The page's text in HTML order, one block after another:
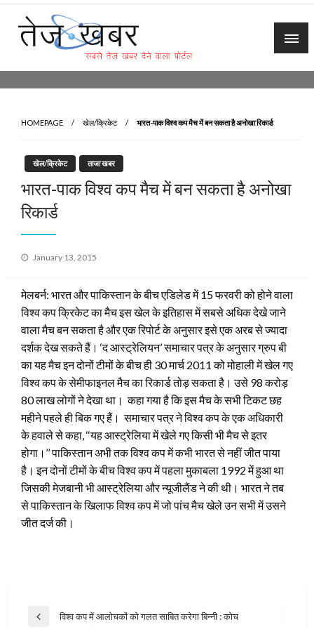
Skip
content
HOMEPAGE खेल/क्रिकेट भारत-पाक विश्व कप मैच में बन सकता है अनोखा रिकार्ड
खेल/क्रिकेट ताजा खबर
भारत-पाक विश्व कप मैच में बन सकता है अनोखा
रिकार्ड
Posted
January 13, 2015
मेलबर्न: भारत और पाकिस्तान के बीच एडिलेड में 15 फरवरी को होने वाला
विश्व कप क्रिकेट का मैच इस खेल के इतिहास में सबसे अधिक देखे जाने
वाला मैच बन सकता है और एक रिपोर्ट के अनुसार इसे एक अरब से ज्यादा
दर्शक देख सकते हैं। ‘द आस्ट्रेलियन’ समाचार पत्र के अनुसार ग्रुप बी
का यह मैच इन दोनों टीमों के बीच ही 30 मार्च 2011 को मोहाली में खेल गए
विश्व कप के सेमीफाइनल मैच का रिकार्ड तोड़ सकता है।उसे 98 करोड़
80 लाख लोगों ने देखा था। कहा गया है कि इस मैच के सभी टिकट छह
महीने पहले ही बिक गए हैं। समाचार पत्र ने विश्व कप के एक अधिकारी
के हवाले से कहा, ‘‘यह आस्ट्रेलिया में खेले गए किसी भी मैच से इतर
होगा।’’ पाकिस्तान अभी तक विश्व कप में कभी भारत से नहीं जीत पाया
है। इन दोनों टीमों के बीच विश्व कप में पहला मुकाबला 1992 में हुआ था
जिसकी मेजबानी भी आस्ट्रेलिया और न्यूजीलैंड ने की थी। भारत ने तब
से पाकिस्तान के खिलाफ विश्व कप में जो पांच मैच खेले उन सभी में उसने
जीत दर्ज की।
Post
Previous
विश्व कप में आलोचकों को गलत साबित करेगा बिन्नी : कोच